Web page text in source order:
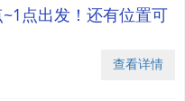
点出发！还有位置可
查看详情